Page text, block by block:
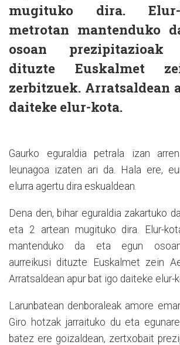
mugituko dira.
metrotan mantenduko
osoan prezipitazioak
dituzte Euskalmet
zerbitzuek. Arratsaldean
daiteke elur-kota.
Gaurko eguraldia petrala izan
leunagoa izaten ari da. Hala ere,
elurra agertu dira eskualdean.
Dena den, bihar eguraldia zakartuko
eta 2 artean mugituko dira. Elur-
mantenduko da eta egun
aurreikusi dituzte Euskalmet zein
Arratsaldean apur bat igo daiteke elur-
Larunbatean denboraleak amore
Giro hotzak jarraituko du eta
batez ere goizaldean, zertxobait